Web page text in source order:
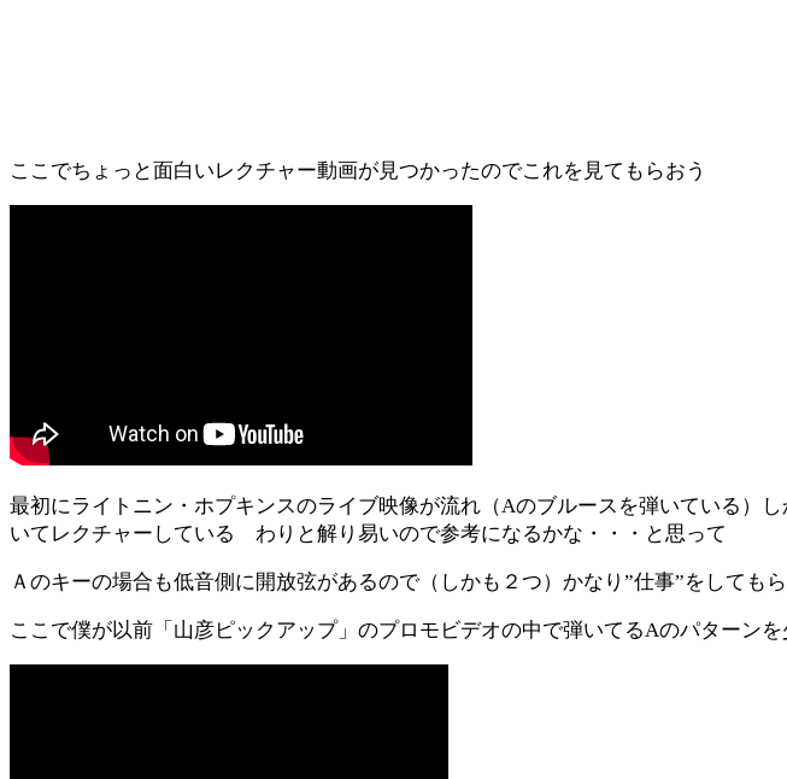
ここでちょっと面白いレクチャー動画が見つかったのでこれを見てもらおう
最初にライトニン・ホプキンスのライブ映像が流れ（Aのブルースを弾いている）
いてレクチャーしている わりと解り易いので参考になるかな・・・と思って
Ａのキーの場合も低音側に開放弦があるので（しかも２つ）かなり”仕事”をしても
ここで僕が以前「山彦ピックアップ」のプロモビデオの中で弾いてるAのパターン